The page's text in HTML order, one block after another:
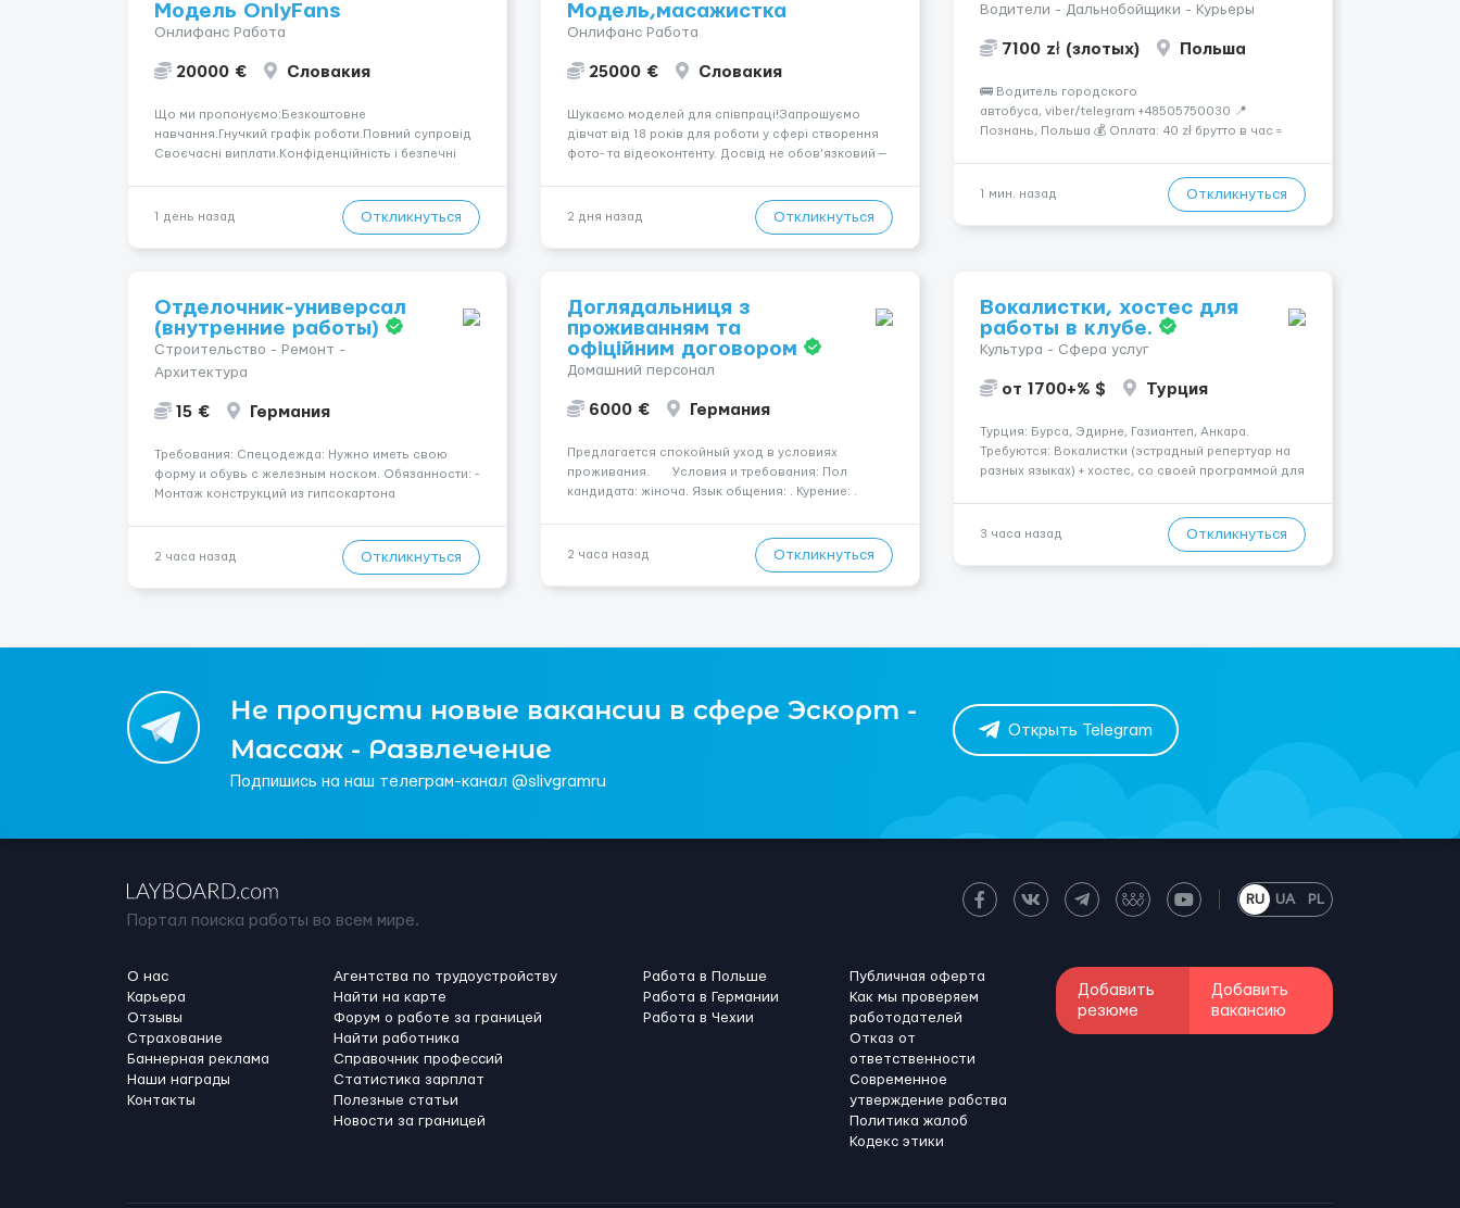
Модель OnlyFans
Онлифанс Работа
20000 € Словакия
Що ми пропонуємо:Безкоштовне
навчання.Гнучкий графік роботи.Повний супровід
Своєчасні виплати.Конфіденційність і безпечні
розвиватися.Досвід не обов’язковий.Якщо вас
зацікавила вакансія — залишайте відгук, і ми
зв’яжемося ...
1 день назад Откликнуться
Модель,масажистка
Онлифанс Работа
25000 € Словакия
Шукаємо моделей для співпраці!Запрошуємо
дівчат від 18 років для роботи у сфері створення
фото- та відеоконтенту. Досвід не обов’язковий —
конфіденційність і професійну підтримку.
Працюємо офіційно, поважаємо особ...
2 дня назад Откликнуться
Водители - Дальнобойщики - Курьеры
7100 zł (злотых) Польша
🚌 Водитель городского
автобуса, viber/telegram +48505750030 📍
Познань, Польша 💰 Оплата: 40 zł брутто в час =
- 450 zł/месяц или +1 zł к ставке для тех, кто
1 мин. назад Откликнуться
Отделочник-универсал
(внутренние работы)
Строительство - Ремонт -
Архитектура
15 € Германия
Требования: Спецодежда: Нужно иметь свою
форму и обувь с железным носком. Обязанности: -
Монтаж конструкций из гипсокартона
Выполнение малярных работ (шпатлевка,
грунтовка, покраска); - Штукатурные работы ...
2 часа назад Откликнуться
Доглядальниця з
проживанням та
офіційним договором
Домашний персонал
6000 € Германия
Предлагается спокойный уход в условиях
проживания. Условия и требования: Пол
кандидата: жіноча. Язык общения: . Курение: .
459 567 591 Укр...
2 часа назад Откликнуться
Вокалистки, хостес для
работы в клубе.
Культура - Сфера услуг
от 1700+% $ Турция
Турция: Бурса, Эдирне, Газиантеп, Анкара.
Требуются: Вокалистки (эстрадный репертуар на
разных языках) + хостеc, со своей программой для
трех месяцев. Мед. страховка. Высокая зарплат...
3 часа назад Откликнуться
Не пропусти новые вакансии в сфере Эскорт -
Массаж - Развлечение
Подпишись на наш телеграм-канал @slivgramru
Открыть Telegram
Портал поиска работы во всем мире.
RU UA PL
О нас
Карьера
Отзывы
Страхование
Баннерная реклама
Наши награды
Контакты
Агентства по трудоустройству
Найти на карте
Форум о работе за границей
Найти работника
Справочник профессий
Статистика зарплат
Полезные статьи
Новости за границей
Работа в Польше
Работа в Германии
Работа в Чехии
Публичная оферта
Как мы проверяем
работодателей
Отказ от
ответственности
Современное
утверждение рабства
Политика жалоб
Кодекс этики
Добавить
резюме
Добавить
вакансию